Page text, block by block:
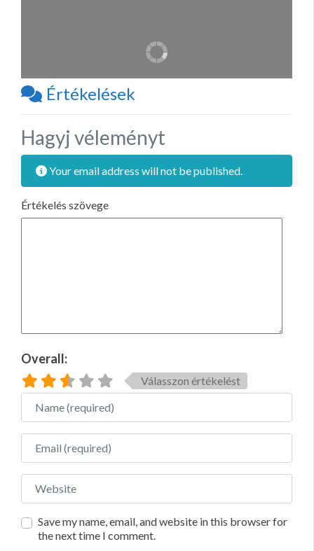
Értékelések
Hagyj véleményt
Your email address will not be published.
Értékelés szövege
Overall:
Válasszon értékelést
Name
Email
Website
Save my name, email, and website in this browser for
the next time I comment.